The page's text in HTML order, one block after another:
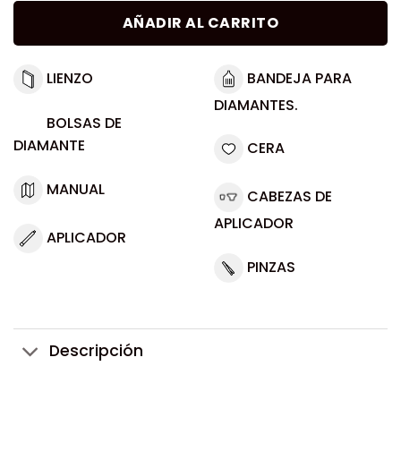
AÑADIR AL CARRITO
LIENZO
BOLSAS DE
DIAMANTE
MANUAL
APLICADOR
BANDEJA PARA
DIAMANTES.
CERA
CABEZAS DE
APLICADOR
PINZAS
Descripción